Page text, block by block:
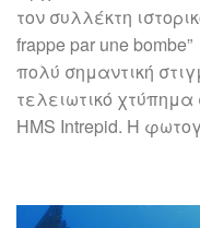
τον συλλέκτη
frappe par une
πολύ σημαντική
τελειωτικό χτύπημα
HMS Intrepid. H